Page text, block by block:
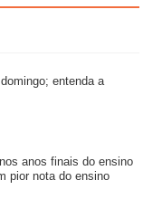
entenda a
anos finais do ensino
pior nota do ensino